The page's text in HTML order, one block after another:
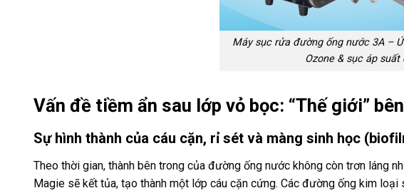
Máy sục rửa đường ống nước 3A –
Ozone & sục áp suất
Vấn đề tiềm ẩn sau lớp vỏ bọc: “Thế giới”
Sự hình thành của cáu cặn, rỉ sét và màng sinh học
Theo thời gian, thành bên trong của đường ống nước không còn trơn láng
Magie sẽ kết tủa, tạo thành một lớp cáu cặn cứng. Các đường ống kim